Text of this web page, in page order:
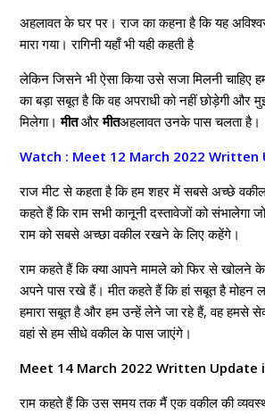
अहलावत के घर पर। राज का कहना है कि यह
मारा गया। रागिनी यहाँ भी यही कहती है
लेकिन जिसने भी ऐसा किया उसे सजा मिलनी चाहिए
का बड़ा सबूत है कि वह अपराधी को नहीं छोड़ेगी और
मिलेगा।मीतऔरमीतअहलावत उनके पास चलता है।
Watch : Meet 12 March 2022 Written
राज मीट से कहता है कि हम शहर में सबसे अच्छे
कहते हैं कि राम सभी कानूनी दस्तावेजों को संभालेगा
राम को सबसे अच्छा वकील रखने के लिए कहेंगे।
राम कहते हैं कि क्या आपने मामले को फिर से खोलने
अपने पास रखे हैं। मीत कहते हैं कि हां सबूत है मोहन
हमारा सबूत है और हम उन्हें लेने जा रहे हैं, वह हमसे
वहां से हम सीधे वकील के पास जाएंगे।
Meet 14 March 2022 Written Update
राम कहते हैं कि उस समय तक मैं एक वकील की